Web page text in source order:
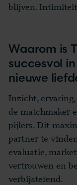
blijven.
Waarom is
succesvol
nieuwe
Inzicht,
de matchmaker
pijlers. Dit
partner te
evaluatie,
vertrouwen en
verbijsterend.